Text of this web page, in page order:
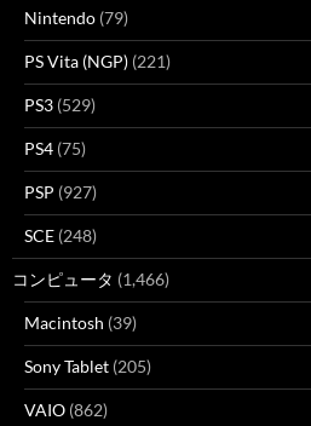
Nintendo (79)
PS Vita (NGP) (221)
PS3 (529)
PS4 (75)
PSP (927)
SCE (248)
コンピュータ (1,466)
Macintosh (39)
Sony Tablet (205)
VAIO (862)